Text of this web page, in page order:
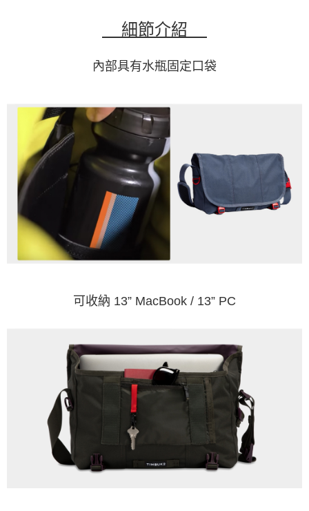
細節介紹
內部具有水瓶固定口袋
可收納 13” MacBook / 13” PC